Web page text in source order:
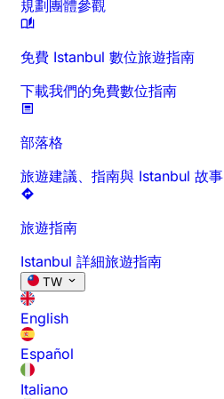
規劃團體參觀
免費 Istanbul 數位旅遊指南
下載我們的免費數位指南
部落格
旅遊建議、指南與 Istanbul 故事
旅遊指南
Istanbul 詳細旅遊指南
TW
English
Español
Italiano